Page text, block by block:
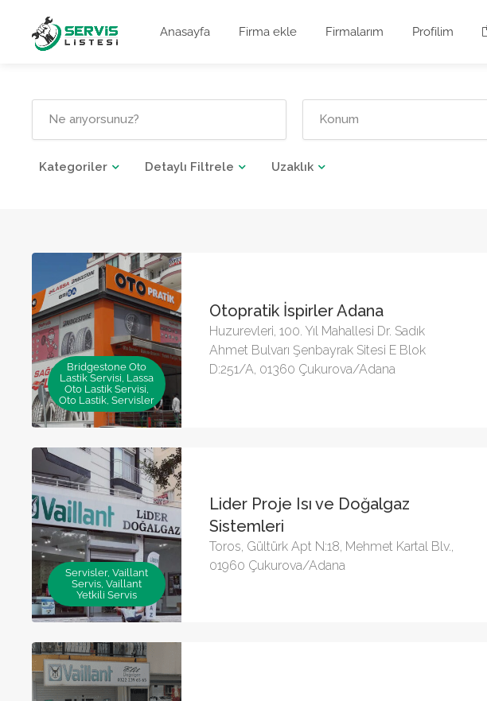
Anasayfa Firma ekle Firmalarım Profilim
Kategoriler Detaylı Filtrele Uzaklık
Bridgestone Oto
Lastik Servisi, Lassa
Oto Lastik Servisi,
Oto Lastik, Servisler
Otopratik İspirler Adana
Huzurevleri, 100. Yıl Mahallesi Dr. Sadık
Ahmet Bulvarı Şenbayrak Sitesi E Blok
D:251/A, 01360 Çukurova/Adana
Servisler, Vaillant
Servis, Vaillant
Yetkili Servis
Lider Proje Isı ve Doğalgaz
Sistemleri
Toros, Gültürk Apt N:18, Mehmet Kartal Blv.,
01960 Çukurova/Adana